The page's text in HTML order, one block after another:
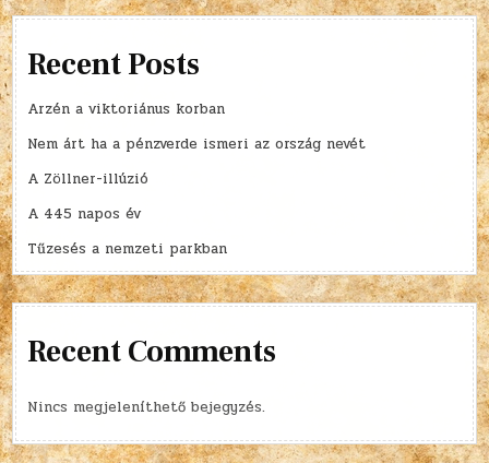
Recent Posts
Arzén a viktoriánus korban
Nem árt ha a pénzverde ismeri az ország nevét
A Zöllner-illúzió
A 445 napos év
Tűzesés a nemzeti parkban
Recent Comments
Nincs megjeleníthető bejegyzés.